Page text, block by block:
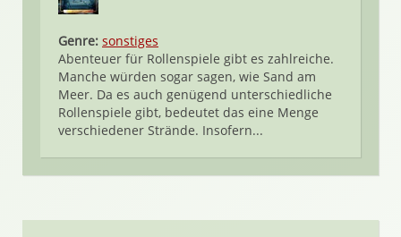
Genre: sonstiges
Abenteuer für Rollenspiele gibt es zahlreiche.
Manche würden sogar sagen, wie Sand am
Meer. Da es auch genügend unterschiedliche
Rollenspiele gibt, bedeutet das eine Menge
verschiedener Strände. Insofern...